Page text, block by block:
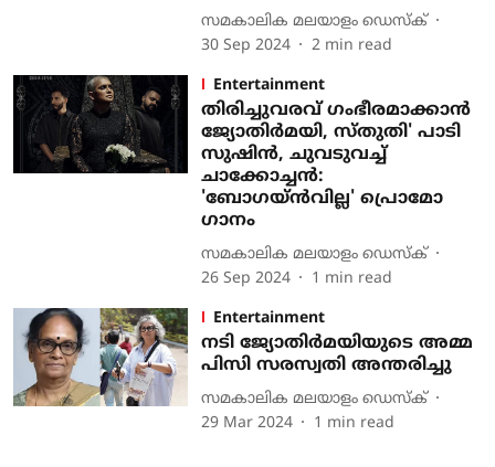
സമകാലിക മലയാളം ഡെസ്ക്
30 Sep 2024
2 min read
Entertainment
തിരിച്ചുവരവ് ​ഗംഭീരമാക്കാൻ
ജ്യോതിർമയി, സ്തുതി' പാടി
സുഷിൻ, ചുവടുവച്ച്
ചാക്കോച്ചൻ:
'ബോഗയ്‌ന്‍വില്ല' പ്രൊമോ
ഗാനം
സമകാലിക മലയാളം ഡെസ്ക്
26 Sep 2024
1 min read
Entertainment
നടി ജ്യോതിർമയിയുടെ അമ്മ
പിസി സരസ്വതി അന്തരിച്ചു
സമകാലിക മലയാളം ഡെസ്ക്
29 Mar 2024
1 min read